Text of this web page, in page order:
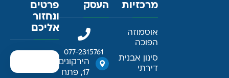
מרכזיות
אוסמוזה
הפוכה
סינון אבנית
דירתי
העסק
077-2315761
הירקונים
17, פתח
פרטים
ונחזור
אליכם